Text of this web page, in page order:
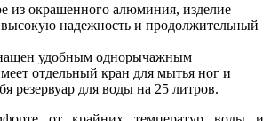
из окрашенного алюминия, изделие
высокую надежность и продолжительный
удобным однорычажным
отдельный кран для мытья ног и
резервуар для воды на 25 литров.